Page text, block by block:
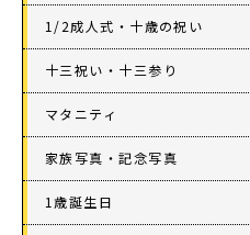
1/2成人式・十歳の祝い
十三祝い・十三参り
マタニティ
家族写真・記念写真
1歳誕生日